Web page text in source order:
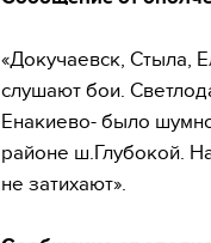
«Докучаевск, Стыла,
слушают бои.
Енакиево- было
районе ш.Глубокой.
не затихают».